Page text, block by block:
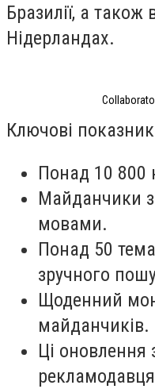
Бразилії, а також
Нідерландах.
Ключові
Понад 10 800
Майданчики
мовами.
Понад 50
зручного
Щоденний
майданчиків.
Ці оновлення